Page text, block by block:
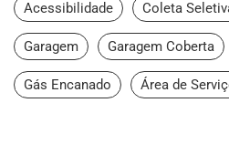
Acessibilidade Coleta
Garagem Garagem Coberta
Gás Encanado Área de